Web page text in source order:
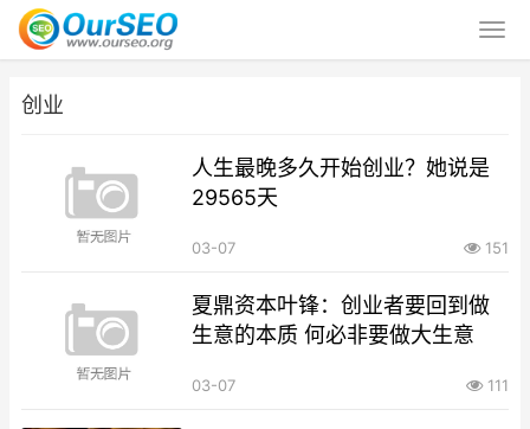
创业
人生最晚多久开始创业？她说是
29565天
03-07 151
夏鼎资本叶锋：创业者要回到做
生意的本质 何必非要做大生意
03-07 111